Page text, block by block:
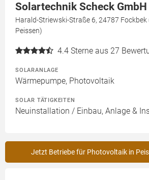
Solartechnik Scheck GmbH
Harald-Striewski-Straße 6, 24787
Peissen)
4.4 Sterne aus 27
SOLARANLAGE
Wärmepumpe, Photovoltaik
SOLAR TÄTIGKEITEN
Neuinstallation / Einbau, Anlage &
Jetzt Betriebe für Photovoltaik in